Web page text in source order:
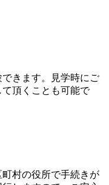
きます。見学時にご
頂くことも可能で
村の役所で手続きが